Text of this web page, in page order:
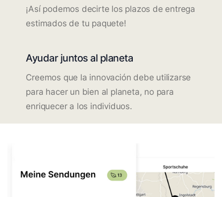
¡Así podemos decirte los plazos de entrega
estimados de tu paquete!
Ayudar juntos al planeta
Creemos que la innovación debe utilizarse
para hacer un bien al planeta, no para
enriquecer a los individuos.